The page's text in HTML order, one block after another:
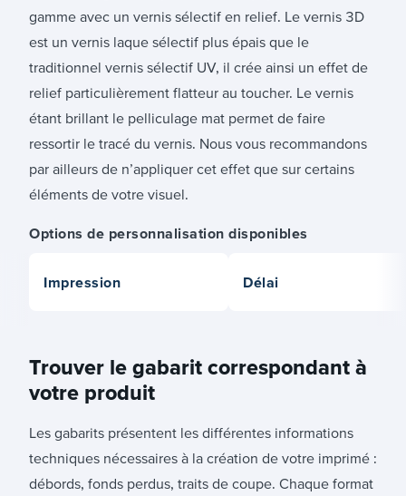
gamme avec un vernis sélectif en relief. Le vernis 3D
est un vernis laque sélectif plus épais que le
traditionnel vernis sélectif UV, il crée ainsi un effet de
relief particulièrement flatteur au toucher. Le vernis
étant brillant le pelliculage mat permet de faire
ressortir le tracé du vernis. Nous vous recommandons
par ailleurs de n’appliquer cet effet que sur certains
éléments de votre visuel.
Options de personnalisation disponibles
Impression Délai
Trouver le gabarit correspondant à
votre produit
Les gabarits présentent les différentes informations
techniques nécessaires à la création de votre imprimé :
débords, fonds perdus, traits de coupe. Chaque format